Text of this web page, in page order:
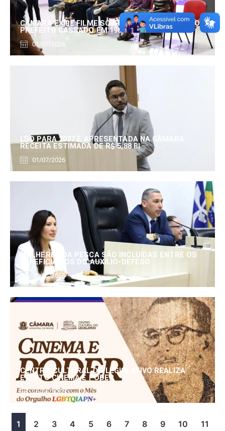
CÂMARA EXIBE FILME SOBRE EDUARDO SERRANO,
PREFEITO CASSADO EM 1960
01/07/2026
LDO PARA 2027 É APRESENTADA NA CÂMARA:
RECEITA ESTIMADA DE R$ 5,88 BI
01/07/2026
MULHERES DA PESCA SÃO INCLUÍDAS ENTRE OS
BENEFICIÁRIOS DO AUXÍLIO-DEFESO
30/06/2026
CENTRO CULTURAL DO LEGISLATIVO REALIZA
EVENTO CINEMA E PODER
25/06/2026
1 2 3 4 5 6 7 8 9 10 11